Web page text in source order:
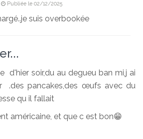
Publiée le 02/12/2025
suis overbookée
d'hier soir,du au degueu ban mi,j ai
.des pancakes,des œufs avec du
qu il fallait
américaine, et que c est bon😁